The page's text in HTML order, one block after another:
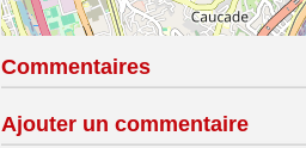
Commentaires
Ajouter un commentaire